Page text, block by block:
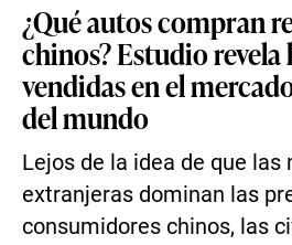
¿Qué autos compran
chinos? Estudio revela
vendidas en el
del mundo
Lejos de la idea de que las
extranjeras dominan las
consumidores chinos, las